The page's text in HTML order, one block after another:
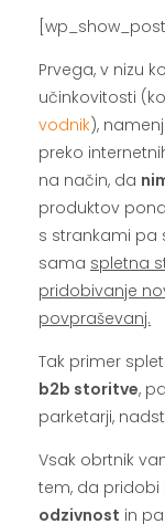
Prvega, v nizu
učinkovitosti
vodnik),
preko
na način, da
produktov
s strankami pa
sama spletna
pridobivanje
povpraševanj.
Tak primer
b2b storitve,
parketarji,
Vsak obrtnik
tem, da pridobi
odzivnost in pa